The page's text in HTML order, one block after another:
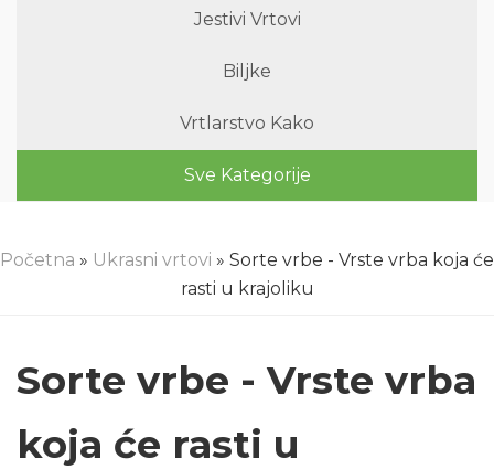
Jestivi Vrtovi
Biljke
Vrtlarstvo Kako
Sve Kategorije
Početna » Ukrasni vrtovi » Sorte vrbe - Vrste vrba koja će
rasti u krajoliku
Sorte vrbe - Vrste vrba
koja će rasti u